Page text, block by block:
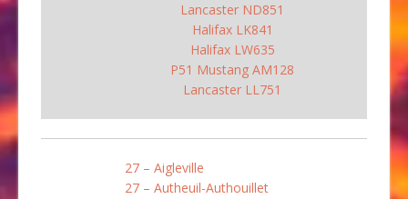
Lancaster ND851
Halifax LK841
Halifax LW635
P51 Mustang AM128
Lancaster LL751
27 – Aigleville
27 – Autheuil-Authouillet